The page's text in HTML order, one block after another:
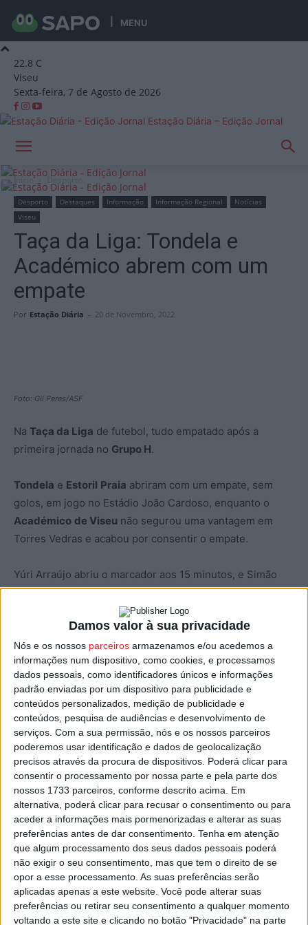
Damos valor à sua privacidade
Nós e os nossos parceiros armazenamos e/ou acedemos a
informações num dispositivo, como cookies, e processamos
dados pessoais, como identificadores únicos e informações
padrão enviadas por um dispositivo para publicidade e
conteúdos personalizados, medição de publicidade e
conteúdos, pesquisa de audiências e desenvolvimento de
serviços. Com a sua permissão, nós e os nossos parceiros
poderemos usar identificação e dados de geolocalização
precisos através da procura de dispositivos. Poderá clicar para
consentir o processamento por nossa parte e pela parte dos
nossos 1733 parceiros, conforme descrito acima. Em
alternativa, poderá clicar para recusar o consentimento ou para
aceder a informações mais pormenorizadas e alterar as suas
preferências antes de dar consentimento. Tenha em atenção
que algum processamento dos seus dados pessoais poderá
não exigir o seu consentimento, mas que tem o direito de se
opor a esse processamento. As suas preferências serão
aplicadas apenas a este website. Você pode alterar suas
preferências ou retirar seu consentimento a qualquer momento
voltando a este site e clicando no botão "Privacidade" na parte
MENU
22.8 C
Viseu
Sexta-feira, 7 de Agosto de 2026
Estação Diária – Edição Jornal
Início Desporto
Desporto Destaques Informação Informação Regional
Notícias
Viseu
Taça da Liga: Tondela e
Académico abrem com um
empate
Por Estação Diária - 20 de Novembro, 2022
Foto: Gil Peres/ASF
Na Taça da Liga de futebol, tudo empatado após a
primeira jornada no Grupo H.
Tondela e Estoril Praia abriram com um empate, sem
golos, em jogo no Estádio João Cardoso, enquanto o
Académico de Viseu não segurou uma vantagem em
Torres Vedras e acabou por consentir o empate.
Yúri Arraújo abriu o marcador aos 15 minutos, e Simão
Rocha empatou para oTorreenseaos 46.
Na próxima jornada, quinta-feira 01 de dezembro, o
Académico de Viseu recebe o Estoril Praia, em jogo com
início pelas 12:45, enquanto o Tondela folga.
Os ‘auriverdes’ jogam apenas dia 09 de dezembro em
Famalicão, pelas 20:45, em partida da 3.ª jornada do
Grupo H.
Esta e outras notícias para ouvir na Estação Diária – 96.8
FM ou emwww.968.fm
Pub
TAGS Académico de Viseu